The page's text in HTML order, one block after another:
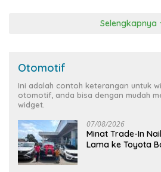
Selengkapnya
Otomotif
Ini adalah contoh keterangan untuk
otomotif, anda bisa dengan mudah
widget.
07/08/2026
Minat Trade-In
Lama ke Toyota